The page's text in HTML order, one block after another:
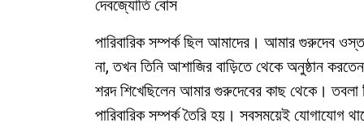
দেবজ্যোতি বোস
পারিবারিক সম্পর্ক ছিল আমাদের। আমার গুরুদেব
না, তখন তিনি আশাজির বাড়িতে থেকে অনুষ্ঠান
শরদ শিখেছিলেন আমার গুরুদেবের কাছ থেকে।
পারিবারিক সম্পর্ক তৈরি হয়। সবসময়েই যোগাযোগ